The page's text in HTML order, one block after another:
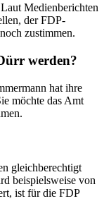
Medienberichten
der FDP-
zustimmen.
werden?
hat ihre
möchte das Amt
gleichberechtigt
beispielsweise von
ist für die FDP